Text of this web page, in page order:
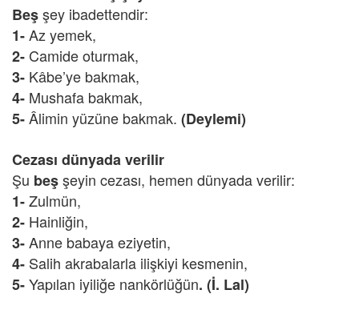
Beşşey ibadettendir:
1-Az yemek,
2- Camide oturmak,
3- Kâbe’ye bakmak,
4- Mushafa bakmak,
5-Âlimin yüzüne bakmak. (Deylemi)
Cezası dünyada verilir
Şu beşşeyin cezası, hemen dünyada verilir:
1-Zulmün,
2- Hainliğin,
3-Anne babaya eziyetin,
4- Salih akrabalarla ilişkiyi kesmenin,
5-Yapılan iyiliğe nankörlüğün. (İ. Lal)